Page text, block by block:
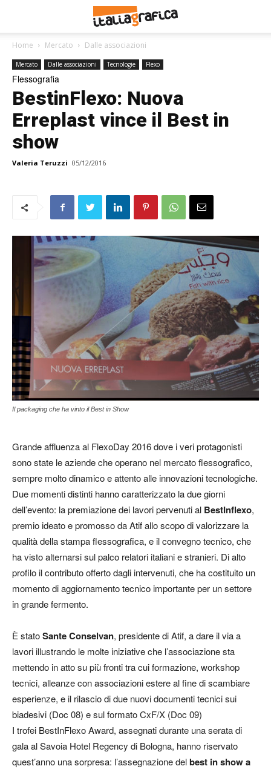
Home Mercato Dalle associazioni
Mercato Dalle associazioni Tecnologie Flexo
Flessografia
BestinFlexo: Nuova
Erreplast vince il Best in
show
Valeria Teruzzi 05/12/2016
Il packaging che ha vinto il Best in Show
Grande affluenza al FlexoDay 2016 dove i veri protagonisti
sono state le aziende che operano nel mercato flessografico,
sempre molto dinamico e attento alle innovazioni tecnologiche.
Due momenti distinti hanno caratterizzato la due giorni
dell’evento: la premiazione dei lavori pervenuti al BestInflexo,
premio ideato e promosso da Atif allo scopo di valorizzare la
qualità della stampa flessografica, e il convegno tecnico, che
ha visto alternarsi sul palco relatori italiani e stranieri. Di alto
profilo il contributo offerto dagli intervenuti, che ha costituito un
momento di aggiornamento tecnico importante per un settore
in grande fermento.
È statoSante Conselvan, presidente di Atif, a dare il via a
lavori illustrando le molte iniziative che l’associazione sta
mettendo in atto su più fronti tra cui formazione, workshop
tecnici, alleanze con associazioni estere al fine di scambiare
esperienze, e il rilascio di due nuovi documenti tecnici sui
biadesivi (Doc 08) e sul formato CxF/X (Doc 09)
I trofei BestInFlexo Award, assegnati durante una serata di
gala al Savoia Hotel Regency di Bologna, hanno riservato
quest’anno una sorpresa: l’assegnazione delbest in show a